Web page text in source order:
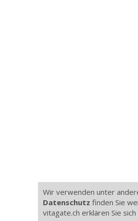
Wir verwenden unter
Datenschutz finden Sie
vitagate.ch erklären Sie